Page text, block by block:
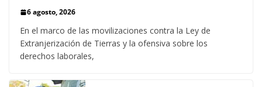
6 agosto, 2026
En el marco de las movilizaciones contra la Ley de
Extranjerización de Tierras y la ofensiva sobre los
derechos laborales,